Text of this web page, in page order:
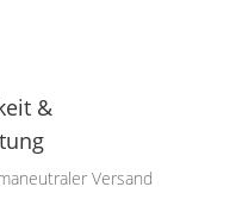
&
Versand